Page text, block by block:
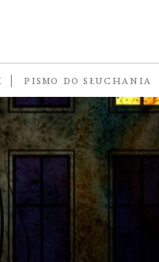
PISMO DO SŁUCHANIA